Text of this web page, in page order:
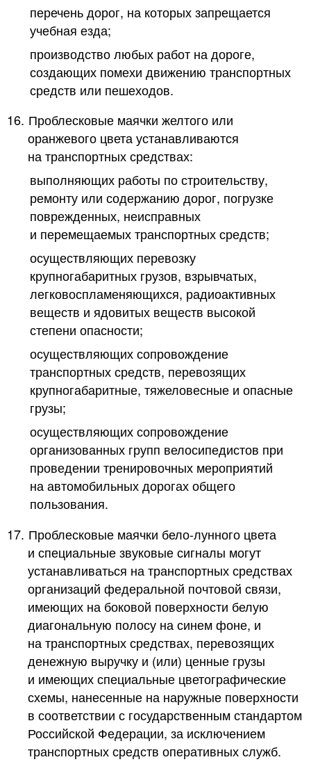
перечень дорог, на которых запрещается
учебная езда;
производство любых работ на дороге,
создающих помехи движению транспортных
средств или пешеходов.
16. Проблесковые маячки желтого или
оранжевого цвета устанавливаются
на транспортных средствах:
выполняющих работы по строительству,
ремонту или содержанию дорог, погрузке
поврежденных, неисправных
и перемещаемых транспортных средств;
осуществляющих перевозку
крупногабаритных грузов, взрывчатых,
легковоспламеняющихся, радиоактивных
веществ и ядовитых веществ высокой
степени опасности;
осуществляющих сопровождение
транспортных средств, перевозящих
крупногабаритные, тяжеловесные и опасные
грузы;
осуществляющих сопровождение
организованных групп велосипедистов при
проведении тренировочных мероприятий
на автомобильных дорогах общего
пользования.
17. Проблесковые маячки бело-лунного цвета
и специальные звуковые сигналы могут
устанавливаться на транспортных средствах
организаций федеральной почтовой связи,
имеющих на боковой поверхности белую
диагональную полосу на синем фоне, и
на транспортных средствах, перевозящих
денежную выручку и (или) ценные грузы
и имеющих специальные цветографические
схемы, нанесенные на наружные поверхности
в соответствии с государственным стандартом
Российской Федерации, за исключением
транспортных средств оперативных служб.